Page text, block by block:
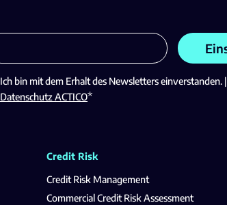
Ich bin mit dem Erhalt des Newsletters einverstanden. |
Datenschutz ACTICO*
Credit Risk
Credit Risk Management
Commercial Credit Risk Assessment